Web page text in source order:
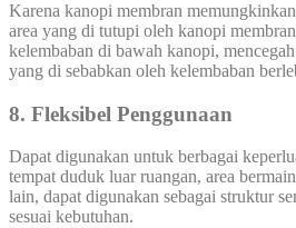
Karena kanopi membran
area yang di tutupi oleh kanopi
kelembaban di bawah kanopi,
yang di sebabkan oleh kelembaban
8. Fleksibel Penggunaan
Dapat digunakan untuk berbagai
tempat duduk luar ruangan, area
lain, dapat digunakan sebagai struktur
sesuai kebutuhan.